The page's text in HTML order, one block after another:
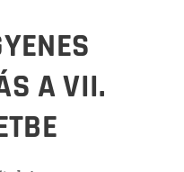
A VII.